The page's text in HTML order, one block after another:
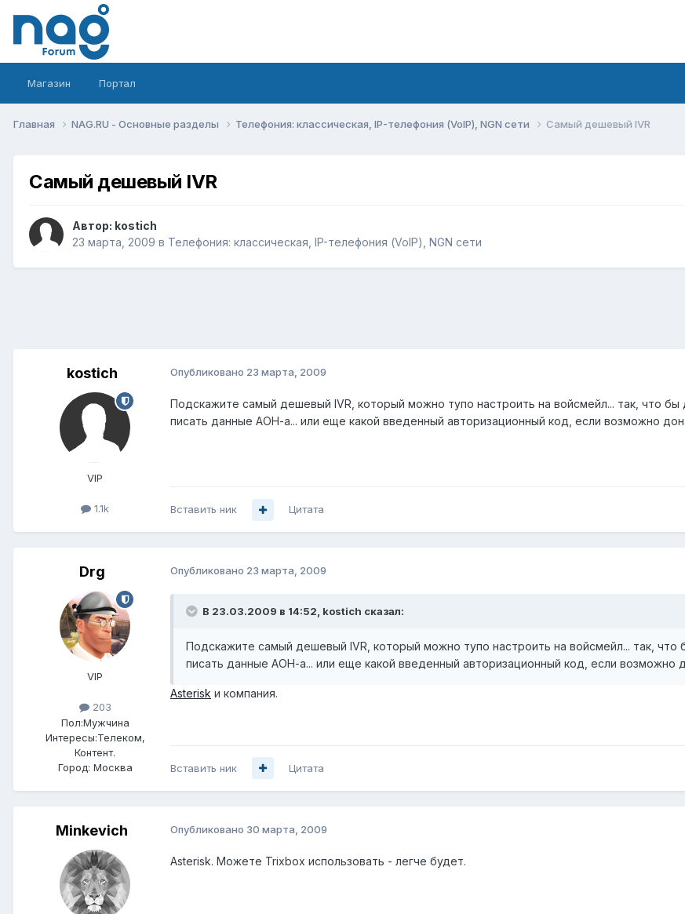
Магазин Портал
Главная NAG.RU - Основные разделы Телефония: классическая, IP-телефония (VoIP), NGN сети Самый дешевый IVR
Самый дешевый IVR
Автор: kostich
23 марта, 2009 в Телефония: классическая, IP-телефония (VoIP), NGN сети
kostich
VIP
1.1k
Опубликовано 23 марта, 2009
Подскажите самый дешевый IVR, который можно тупо настроить на войсмейл... так, что бы
писать данные АОН-а... или еще какой введенный авторизационный код, если возможно
Вставить ник Цитата
Drg
VIP
203
Пол:Мужчина
Интересы:Телеком,
Контент.
Город: Москва
Опубликовано 23 марта, 2009
В 23.03.2009 в 14:52, kostich сказал:
Подскажите самый дешевый IVR, который можно тупо настроить на войсмейл... так, что
писать данные АОН-а... или еще какой введенный авторизационный код, если возможно
Asterisk и компания.
Вставить ник Цитата
Minkevich Опубликовано 30 марта, 2009
Asterisk. Можете Trixbox использовать - легче будет.